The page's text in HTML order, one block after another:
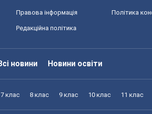
Правова інформація Політика
Редакційна політика
новини Новини освіти
7 клас 8 клас 9 клас 10 клас 11 клас